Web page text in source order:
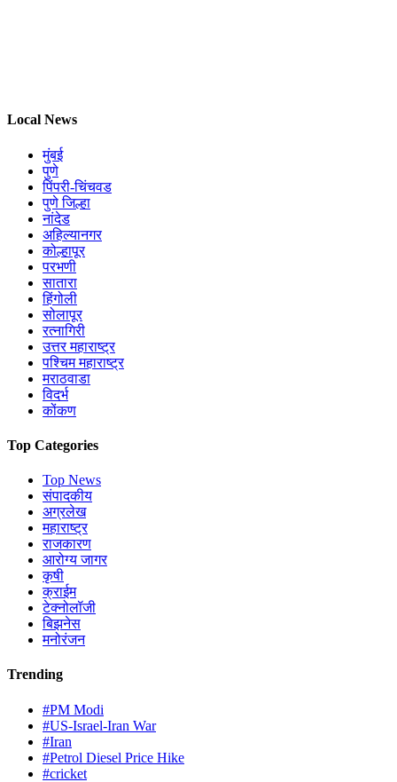
Local News
मुंबई
पुणे
पिंपरी-चिंचवड
पुणे जिल्हा
नांदेड
अहिल्यानगर
कोल्हापूर
परभणी
सातारा
हिंगोली
सोलापूर
रत्नागिरी
उत्तर महाराष्ट्र
पश्चिम महाराष्ट्र
मराठवाडा
विदर्भ
कोंकण
Top Categories
Top News
संपादकीय
अग्रलेख
महाराष्ट्र
राजकारण
आरोग्य जागर
कृषी
क्राईम
टेक्नोलॉजी
बिझनेस
मनोरंजन
Trending
#PM Modi
#US-Israel-Iran War
#Iran
#Petrol Diesel Price Hike
#cricket